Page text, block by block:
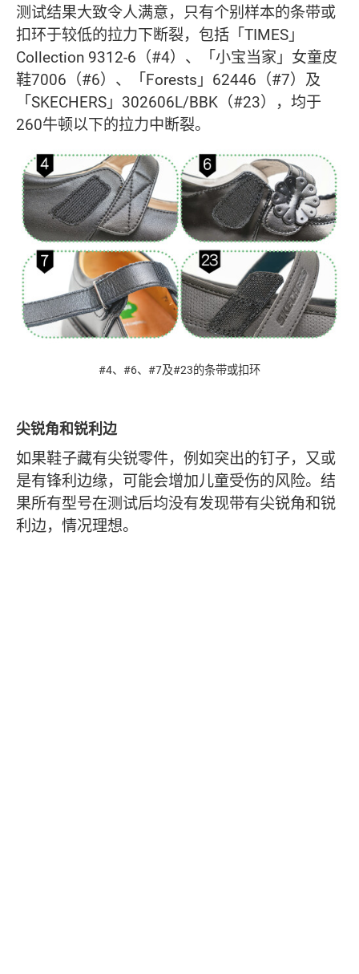
测试结果大致令人满意，只有个别样本的条带或
扣环于较低的拉力下断裂，包括「TIMES」
Collection 9312-6（#4）、「小宝当家」女童皮
鞋7006（#6）、「Forests」62446（#7）及
「SKECHERS」302606L/BBK（#23），均于
260牛顿以下的拉力中断裂。
#4、#6、#7及#23的条带或扣环
尖锐角和锐利边
如果鞋子藏有尖锐零件，例如突出的钉子，又或
是有锋利边缘，可能会增加儿童受伤的风险。结
果所有型号在测试后均没有发现带有尖锐角和锐
利边，情况理想。